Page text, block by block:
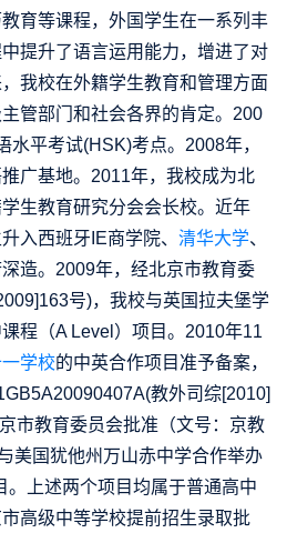
育等课程，外国学生在一系列丰
提升了语言运用能力，增进了对
我校在外籍学生教育和管理方面
管部门和社会各界的肯定。200
水平考试(HSK)考点。2008年，
广基地。2011年，我校成为北
生教育研究分会会长校。近年
入西班牙IE商学院、 清华大学、
造。2009年，经北京市教育委
号)，我校与英国拉夫堡学
程（A Level）项目。2010年11
学校的中英合作项目准予备案，
教外司综[2010]
市教育委员会批准（文号：京教
美国犹他州万山赤中学合作举办
。上述两个项目均属于普通高中
高级中等学校提前招生录取批